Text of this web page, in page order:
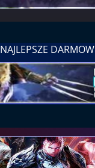
NAJLEPSZE